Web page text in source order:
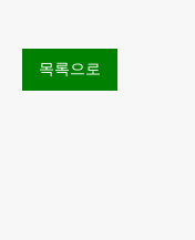
목록으로